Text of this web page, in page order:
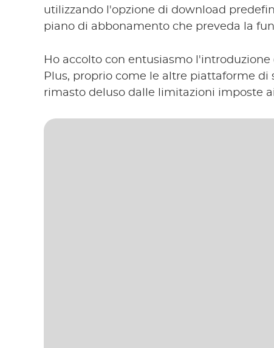
utilizzando l'opzione di download
piano di abbonamento che preveda la
Ho accolto con entusiasmo
Plus, proprio come le altre piattaforme
rimasto deluso dalle limitazioni imposte